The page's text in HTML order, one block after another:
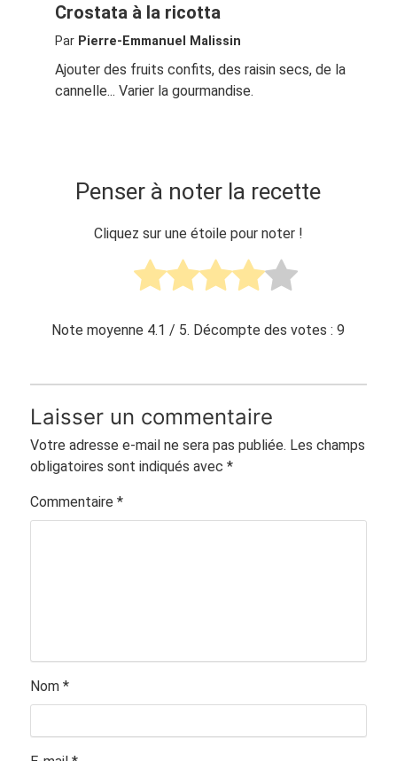
Crostata à la ricotta
Par Pierre-Emmanuel Malissin
Ajouter des fruits confits, des raisin secs, de la
cannelle... Varier la gourmandise.
Penser à noter la recette
Cliquez sur une étoile pour noter !
Note moyenne 4.1 / 5. Décompte des votes :9
Laisser un commentaire
Votre adresse e-mail ne sera pas publiée. Les champs
obligatoires sont indiqués avec *
Commentaire *
Nom *